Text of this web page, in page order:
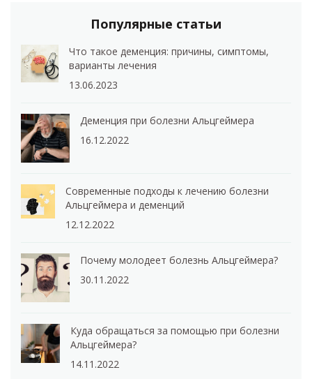
Популярные статьи
Что такое деменция: причины, симптомы,
варианты лечения
13.06.2023
Деменция при болезни Альцгеймера
16.12.2022
Современные подходы к лечению болезни
Альцгеймера и деменций
12.12.2022
Почему молодеет болезнь Альцгеймера?
30.11.2022
Куда обращаться за помощью при болезни
Альцгеймера?
14.11.2022